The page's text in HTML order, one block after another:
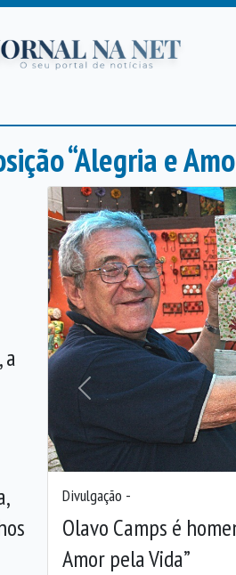
“Alegria e
Divulgação -
Olavo Camps é
Amor pela Vida”
Anterior